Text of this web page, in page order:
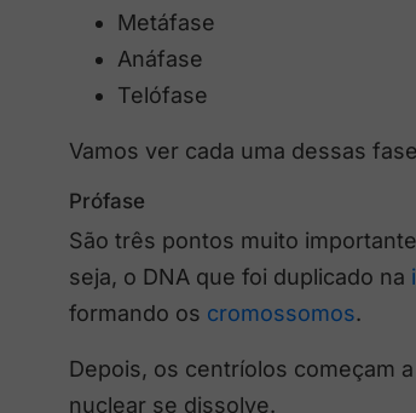
Metáfase
Anáfase
Telófase
Vamos ver cada uma dessas
Prófase
São três pontos muito
seja, o DNA que foi duplicado na
formando os cromossomos.
Depois, os centríolos começam
nuclear se dissolve.